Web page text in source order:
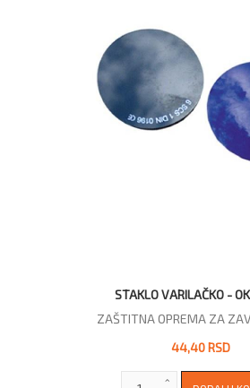
STAKLO VARILAČKO -
ZAŠTITNA OPREMA ZA
44,40 RSD